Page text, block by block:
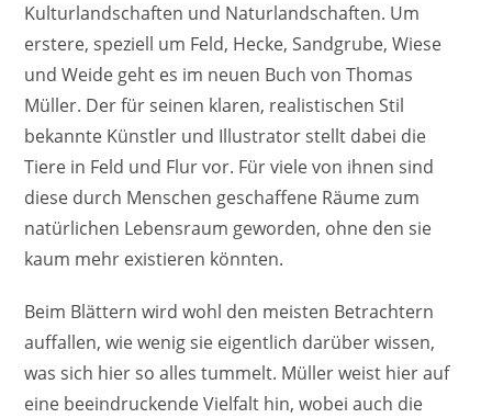
Kulturlandschaften und Naturlandschaften. Um
erstere, speziell um Feld, Hecke, Sandgrube, Wiese
und Weide geht es im neuen Buch von Thomas
Müller. Der für seinen klaren, realistischen Stil
bekannte Künstler und Illustrator stellt dabei die
Tiere in Feld und Flur vor. Für viele von ihnen sind
diese durch Menschen geschaffene Räume zum
natürlichen Lebensraum geworden, ohne den sie
kaum mehr existieren könnten.
Beim Blättern wird wohl den meisten Betrachtern
auffallen, wie wenig sie eigentlich darüber wissen,
was sich hier so alles tummelt. Müller weist hier auf
eine beeindruckende Vielfalt hin, wobei auch die